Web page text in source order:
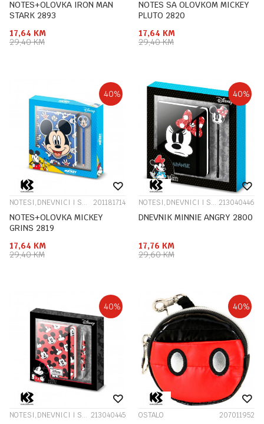
NOTES+OLOVKA IRON MAN
STARK 2893
17,64 KM
29,40KM
NOTES SA OLOVKOM MICKEY
PLUTO 2820
17,64 KM
29,40KM
40%
NOTESI,DNEVNICI I SPOMENARI 201181714
NOTES+OLOVKA MICKEY
GRINS 2819
17,64 KM
29,40KM
40%
NOTESI,DNEVNICI I SPOMENARI 213040446
DNEVNIK MINNIE ANGRY 2800
17,76 KM
29,60KM
40%
NOTESI,DNEVNICI I SPOMENARI 213040445
40%
OSTALO 207011952